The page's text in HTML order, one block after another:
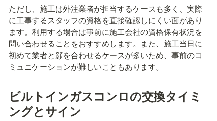
ただし、施工は外注業者が担当するケースも多く、実際
に工事するスタッフの資格を直接確認しにくい面があり
ます。利用する場合は事前に施工会社の資格保有状況を
問い合わせることをおすすめします。また、施工当日に
初めて業者と顔を合わせるケースが多いため、事前のコ
ミュニケーションが難しいこともあります。
ビルトインガスコンロの交換タイミ
ングとサイン